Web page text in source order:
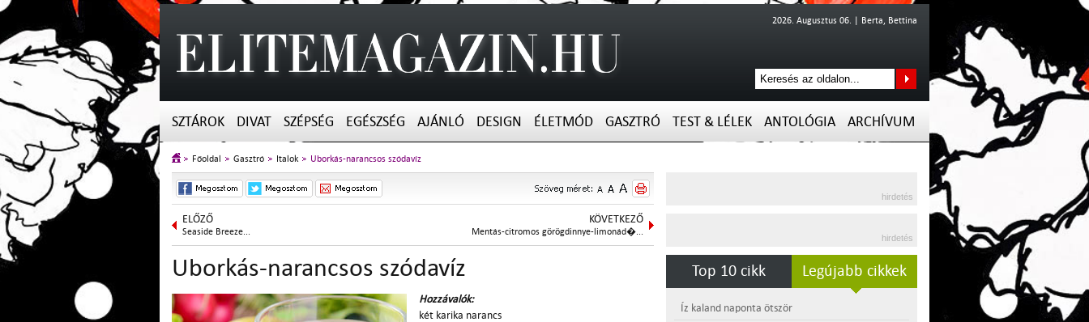
2026. Augusztus 06. | Berta, Bettina
SZTÁROK DIVAT SZÉPSÉG EGÉSZSÉG AJÁNLÓ DESIGN ÉLETMÓD GASZTRÓ TEST & LÉLEK ANTOLÓGIA ARCHÍVUM
Főoldal Gasztró Italok Uborkás-narancsos szódavíz
ELŐZŐ
Seaside Breeze...
KÖVETKEZŐ
Mentás-citromos görögdinnye-limonád�...
Uborkás-narancsos szódavíz
Hozzávalók:
két karika narancs
hirdetés
hirdetés
Top 10 cikk Legújabb cikkek
Íz kaland naponta ötször